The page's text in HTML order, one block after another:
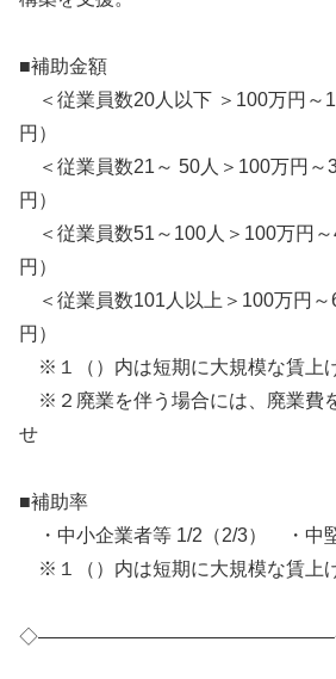
■補助金額
＜従業員数20人以下 ＞100万円～
円）
＜従業員数21～ 50人＞100万円～
円）
＜従業員数51～100人＞100万円
円）
＜従業員数101人以上＞100万円～
円）
※１（）内は短期に大規模な賃上
※２廃業を伴う場合には、廃業費
せ
■補助率
・中小企業者等 1/2（2/3） ・中堅
※１（）内は短期に大規模な賃上